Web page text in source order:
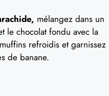
mélangez dans un
le chocolat fondu avec la
refroidis et garnissez
de banane.